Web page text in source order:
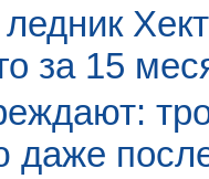
за 15
даже